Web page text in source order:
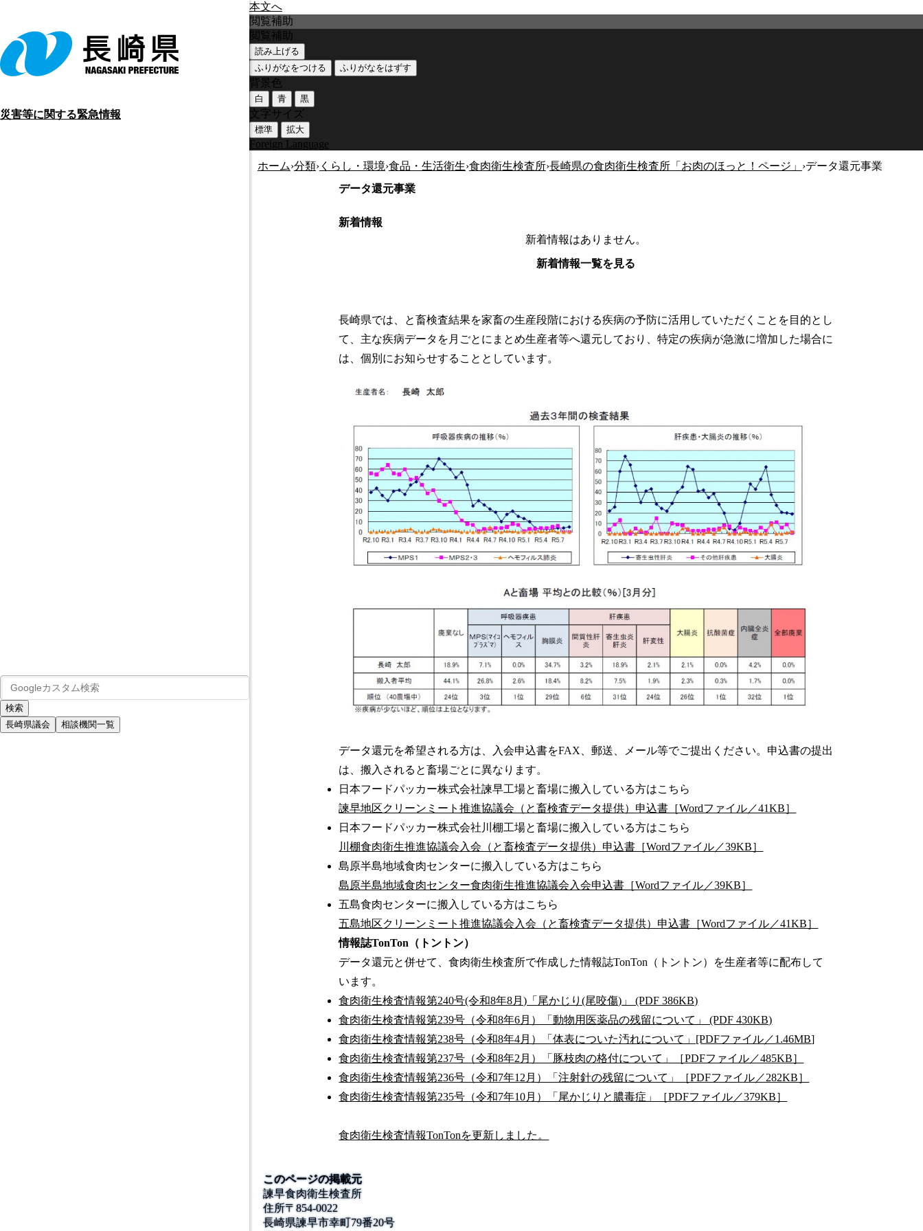
本文へ
災害等に関する緊急情報
長崎県議会 相談機関一覧
閲覧補助
閲覧補助
読み上げる
ふりがなをつける
ふりがなをはずす
背景色
白 青 黒
文字サイズ
標準 拡大
Foreign Language
ホーム›分類›くらし・環境›食品・生活衛生›食肉衛生検査所›長崎県の食肉衛生検査所「お肉のほっと！ページ」 ›データ還元事業
データ還元事業
新着情報
新着情報はありません。
新着情報一覧を見る
長崎県では、と畜検査結果を家畜の生産段階における疾病の予防に活用していただくことを目的とし
て、主な疾病データを月ごとにまとめ生産者等へ還元しており、特定の疾病が急激に増加した場合に
は、個別にお知らせすることとしています。
データ還元を希望される方は、入会申込書をFAX、郵送、メール等でご提出ください。申込書の提出
は、搬入されると畜場ごとに異なります。
日本フードパッカー株式会社諫早工場と畜場に搬入している方はこちら
諫早地区クリーンミート推進協議会（と畜検査データ提供）申込書［Wordファイル／41KB］
日本フードパッカー株式会社川棚工場と畜場に搬入している方はこちら
川棚食肉衛生推進協議会入会（と畜検査データ提供）申込書［Wordファイル／39KB］
島原半島地域食肉センターに搬入している方はこちら
島原半島地域食肉センター食肉衛生推進協議会入会申込書［Wordファイル／39KB］
五島食肉センターに搬入している方はこちら
五島地区クリーンミート推進協議会入会（と畜検査データ提供）申込書［Wordファイル／41KB］
情報誌TonTon（トントン）
データ還元と併せて、食肉衛生検査所で作成した情報誌TonTon（トントン）を生産者等に配布して
います。
食肉衛生検査情報第240号(令和8年8月)「尾かじり(尾咬傷)」 (PDF 386KB)
食肉衛生検査情報第239号（令和8年6月）「動物用医薬品の残留について」 (PDF 430KB)
食肉衛生検査情報第238号（令和8年4月）「体表についた汚れについて」[PDFファイル／1.46MB]
食肉衛生検査情報第237号（令和8年2月）「豚枝肉の格付について」［PDFファイル／485KB］
食肉衛生検査情報第236号（令和7年12月）「注射針の残留について」［PDFファイル／282KB］
食肉衛生検査情報第235号（令和7年10月）「尾かじりと膿毒症」［PDFファイル／379KB］
食肉衛生検査情報TonTonを更新しました。
このページの掲載元
諫早食肉衛生検査所
住所〒854-0022
長崎県諫早市幸町79番20号